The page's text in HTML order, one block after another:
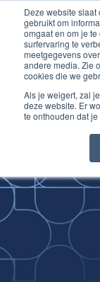
Deze website
gebruikt om
omgaat en om je
surfervaring te
meetgegevens
andere media. Zie
cookies die we
Als je weigert, zal
deze website. Er
te onthouden dat
Ga
naar
de
inhoud